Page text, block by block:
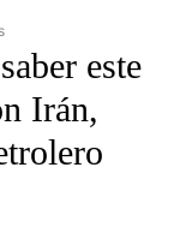
TO RECEIVE
este
Irán,